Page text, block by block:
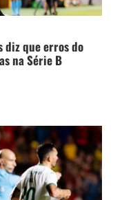
diz que erros do
na Série B